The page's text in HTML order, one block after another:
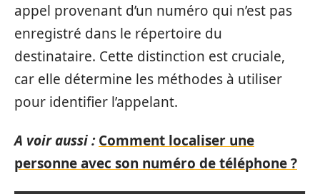
appel provenant d’un numéro qui n’est pas
enregistré dans le répertoire du
destinataire. Cette distinction est cruciale,
car elle détermine les méthodes à utiliser
pour identifier l’appelant.
A voir aussi : Comment localiser une
personne avec son numéro de téléphone ?